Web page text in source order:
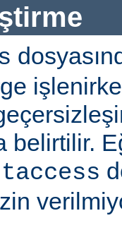
belirtilir.